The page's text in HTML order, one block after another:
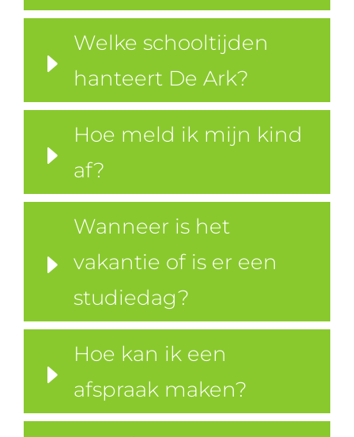
Welke schooltijden
hanteert De Ark?
Hoe meld ik mijn kind
af?
Wanneer is het
vakantie of is er een
studiedag?
Hoe kan ik een
afspraak maken?